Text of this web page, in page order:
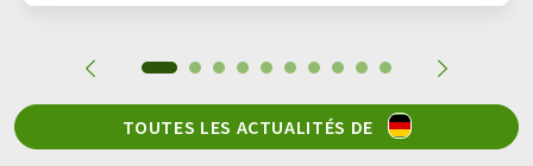
TOUTES LES ACTUALITÉS DE